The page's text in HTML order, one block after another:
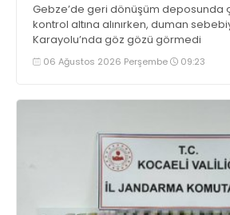
Gebze’de geri dönüşüm deposunda
kontrol altına alınırken, duman
Karayolu’nda göz gözü görmedi
06 Ağustos 2026 Perşembe 09:23